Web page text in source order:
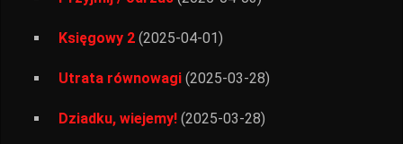
Księgowy 2 (2025-04-01)
Utrata równowagi (2025-03-28)
Dziadku, wiejemy! (2025-03-28)